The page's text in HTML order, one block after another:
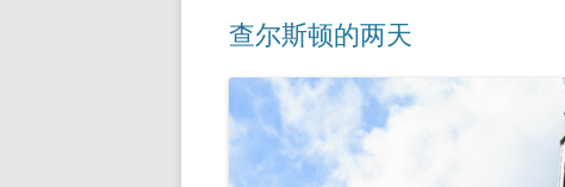
查尔斯顿的两天